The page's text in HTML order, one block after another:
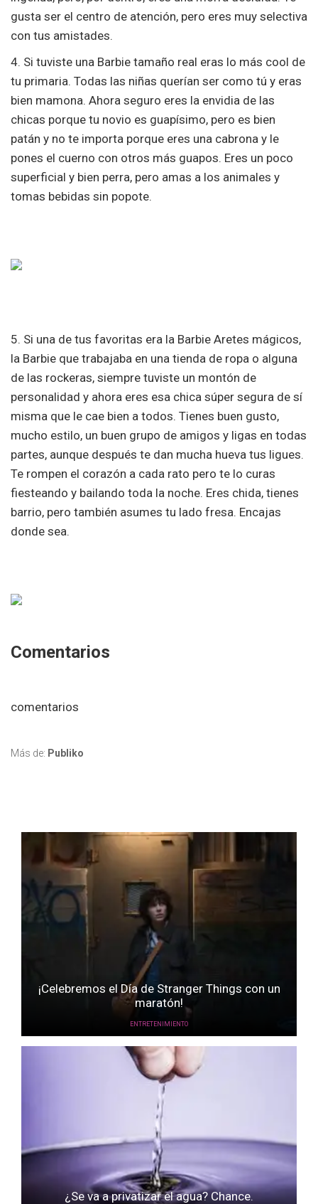
gusta ser el centro de atención, pero eres muy selectiva
con tus amistades.
4. Si tuviste una Barbie tamaño real eras lo más cool de
tu primaria. Todas las niñas querían ser como tú y eras
bien mamona. Ahora seguro eres la envidia de las
chicas porque tu novio es guapísimo, pero es bien
patán y no te importa porque eres una cabrona y le
pones el cuerno con otros más guapos. Eres un poco
superficial y bien perra, pero amas a los animales y
tomas bebidas sin popote.
5. Si una de tus favoritas era la Barbie Aretes mágicos,
la Barbie que trabajaba en una tienda de ropa o alguna
de las rockeras, siempre tuviste un montón de
personalidad y ahora eres esa chica súper segura de sí
misma que le cae bien a todos. Tienes buen gusto,
mucho estilo, un buen grupo de amigos y ligas en todas
partes, aunque después te dan mucha hueva tus ligues.
Te rompen el corazón a cada rato pero te lo curas
fiesteando y bailando toda la noche. Eres chida, tienes
barrio, pero también asumes tu lado fresa. Encajas
donde sea.
Comentarios
comentarios
Más de: Publiko
¡Celebremos el Día de Stranger Things con un
maratón!
ENTRETENIMIENTO
¿Se va a privatizar el agua? Chance.